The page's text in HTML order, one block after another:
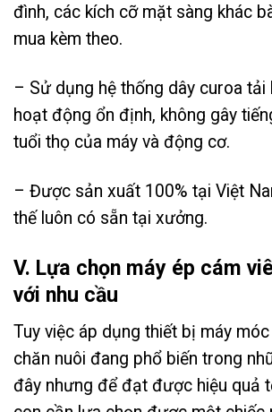
đình, các kích cỡ mặt sàng khác
mua kèm theo.
– Sử dụng hệ thống dây curoa tải
hoạt động ổn định, không gây
tuổi thọ của máy và động cơ.
– Được sản xuất 100% tại Việt
thế luôn có sẵn tại xưởng.
V. Lựa chọn máy ép cám
với nhu cầu
Tuy việc áp dụng thiết bị máy
chăn nuôi đang phổ biến trong
đây nhưng để đạt được hiệu quả